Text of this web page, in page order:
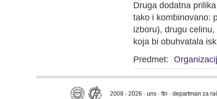
Druga dodatna
tako i kombinovano:
izboru), drugu
koja bi obuhvatala
Predmet:
2008 - 2026 · uns · ftn · departman za